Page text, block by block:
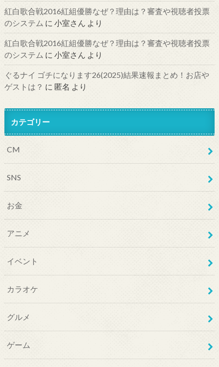
紅白歌合戦2016紅組優勝なぜ？理由は？審査や視聴者投票
のシステム に 小室さん より
紅白歌合戦2016紅組優勝なぜ？理由は？審査や視聴者投票
のシステム に 小室さん より
ぐるナイ ゴチになります26(2025)結果速報まとめ！お店や
ゲストは？ に 匿名 より
カテゴリー
CM
SNS
お金
アニメ
イベント
カラオケ
グルメ
ゲーム